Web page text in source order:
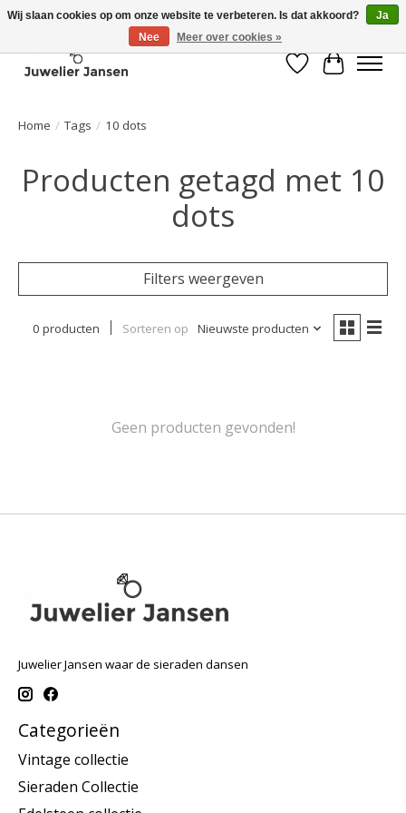
Verlanglijst
Home / Tags / 10 dots
Producten getagd met 10
dots
Filters weergeven
0 producten Sorteren op Nieuwste producten
Geen producten gevonden!
Juwelier Jansen waar de sieraden dansen
Categorieën
Vintage collectie
Sieraden Collectie
Wij slaan cookies op om onze website te verbeteren. Is dat akkoord?
Ja
Nee
Meer over cookies »